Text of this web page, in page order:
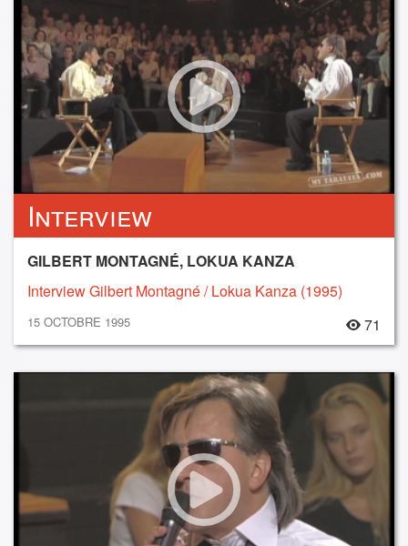
Interview
GILBERT MONTAGNÉ, LOKUA KANZA
Interview Gilbert Montagné / Lokua Kanza (1995)
15 OCTOBRE 1995 71